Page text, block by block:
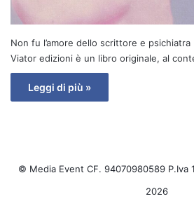
Non fu l’amore dello scrittore e
Viator edizioni è un libro originale, al
Leggi di più »
© Media Event CF. 94070980589 P.Iva
2026